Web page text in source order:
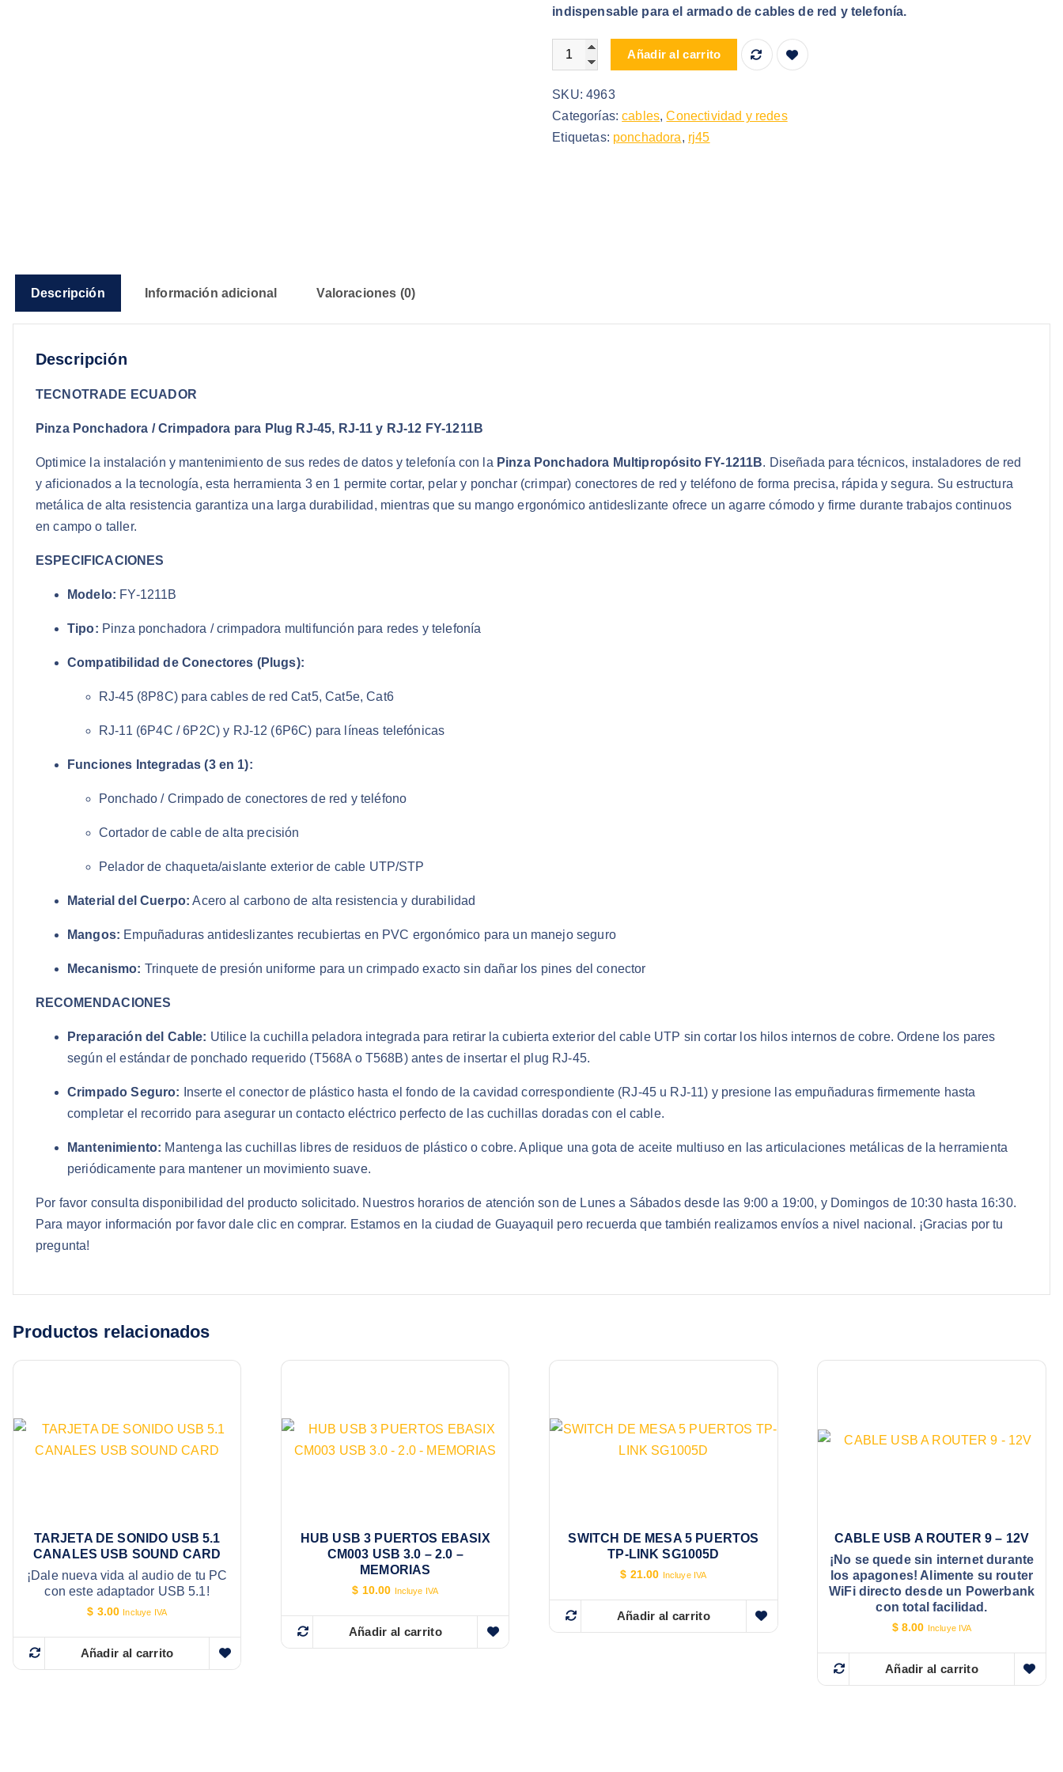
indispensable para el armado de cables de red y telefonía.
Ponchadora Rj45 Para Cables De Red Evl cantidad
Añadir al carrito
SKU:4963
Categorías:cables,Conectividad y redes
Etiquetas: ponchadora, rj45
Descripción Información adicional Valoraciones (0)
Descripción
TECNOTRADE ECUADOR
Pinza Ponchadora / Crimpadora para Plug RJ-45, RJ-11 y RJ-12 FY-1211B
Optimice la instalación y mantenimiento de sus redes de datos y telefonía con la Pinza Ponchadora Multipropósito FY-1211B. Diseñada para técnicos, instaladores de red
y aficionados a la tecnología, esta herramienta 3 en 1 permite cortar, pelar y ponchar (crimpar) conectores de red y teléfono de forma precisa, rápida y segura. Su estructura
metálica de alta resistencia garantiza una larga durabilidad, mientras que su mango ergonómico antideslizante ofrece un agarre cómodo y firme durante trabajos continuos
en campo o taller.
ESPECIFICACIONES
Modelo: FY-1211B
Tipo: Pinza ponchadora / crimpadora multifunción para redes y telefonía
Compatibilidad de Conectores (Plugs):
RJ-45 (8P8C) para cables de red Cat5, Cat5e, Cat6
RJ-11 (6P4C / 6P2C) y RJ-12 (6P6C) para líneas telefónicas
Funciones Integradas (3 en 1):
Ponchado / Crimpado de conectores de red y teléfono
Cortador de cable de alta precisión
Pelador de chaqueta/aislante exterior de cable UTP/STP
Material del Cuerpo: Acero al carbono de alta resistencia y durabilidad
Mangos: Empuñaduras antideslizantes recubiertas en PVC ergonómico para un manejo seguro
Mecanismo: Trinquete de presión uniforme para un crimpado exacto sin dañar los pines del conector
RECOMENDACIONES
Preparación del Cable: Utilice la cuchilla peladora integrada para retirar la cubierta exterior del cable UTP sin cortar los hilos internos de cobre. Ordene los pares
según el estándar de ponchado requerido (T568A o T568B) antes de insertar el plug RJ-45.
Crimpado Seguro: Inserte el conector de plástico hasta el fondo de la cavidad correspondiente (RJ-45 u RJ-11) y presione las empuñaduras firmemente hasta
completar el recorrido para asegurar un contacto eléctrico perfecto de las cuchillas doradas con el cable.
Mantenimiento: Mantenga las cuchillas libres de residuos de plástico o cobre. Aplique una gota de aceite multiuso en las articulaciones metálicas de la herramienta
periódicamente para mantener un movimiento suave.
Por favor consulta disponibilidad del producto solicitado. Nuestros horarios de atención son de Lunes a Sábados desde las 9:00 a 19:00, y Domingos de 10:30 hasta 16:30.
Para mayor información por favor dale clic en comprar. Estamos en la ciudad de Guayaquil pero recuerda que también realizamos envíos a nivel nacional. ¡Gracias por tu
pregunta!
Productos relacionados
TARJETA DE SONIDO USB 5.1
CANALES USB SOUND CARD
¡Dale nueva vida al audio de tu PC
con este adaptador USB 5.1!
$ 3.00 Incluye IVA
Añadir al carrito
HUB USB 3 PUERTOS EBASIX
CM003 USB 3.0 – 2.0 –
MEMORIAS
$ 10.00 Incluye IVA
Añadir al carrito
SWITCH DE MESA 5 PUERTOS
TP-LINK SG1005D
$ 21.00 Incluye IVA
Añadir al carrito
CABLE USB A ROUTER 9 – 12V
¡No se quede sin internet durante
los apagones! Alimente su router
WiFi directo desde un Powerbank
con total facilidad.
$8.00 Incluye IVA
Añadir al carrito